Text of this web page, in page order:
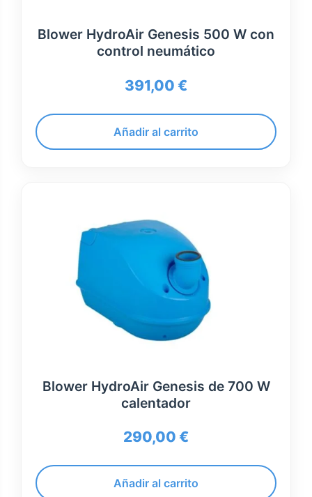
Blower HydroAir Genesis 500 W con
control neumático
391,00 €
Añadir al carrito
Blower HydroAir Genesis de 700 W
calentador
290,00 €
Añadir al carrito